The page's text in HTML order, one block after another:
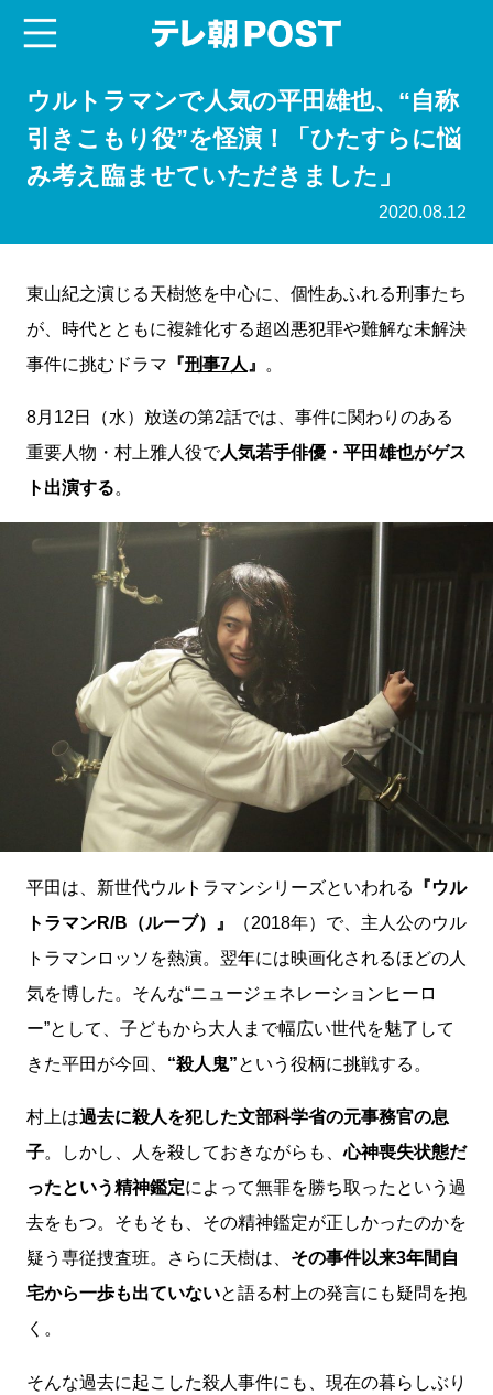
ウルトラマンで人気の平田雄也、“自称
引きこもり役”を怪演！「ひたすらに悩
み考え臨ませていただきました」
2020.08.12
東山紀之演じる天樹悠を中心に、個性あふれる刑事たち
が、時代とともに複雑化する超凶悪犯罪や難解な未解決
事件に挑むドラマ 『刑事7人 』 。
8月12日（水）放送の第2話では、事件に関わりのある
重要人物・村上雅人役で人気若手俳優・平田雄也がゲス
ト出演する。
平田は、新世代ウルトラマンシリーズといわれる
『ウル
トラマンR/B（ルーブ）』
（2018年）で、主人公のウル
トラマンロッソを熱演。翌年には映画化されるほどの人
気を博した。そんな“ニュージェネレーションヒーロ
ー”として、子どもから大人まで幅広い世代を魅了して
きた平田が今回、 “殺人鬼”という役柄に挑戦する。
村上は過去に殺人を犯した文部科学省の元事務官の息
子。しかし、人を殺しておきながらも、心神喪失状態だ
ったという精神鑑定によって無罪を勝ち取ったという過
去をもつ。そもそも、その精神鑑定が正しかったのかを
疑う専従捜査班。さらに天樹は、 その事件以来3年間自
宅から一歩も出ていないと語る村上の発言にも疑問を抱
く。
そんな過去に起こした殺人事件にも、現在の暮らしぶり